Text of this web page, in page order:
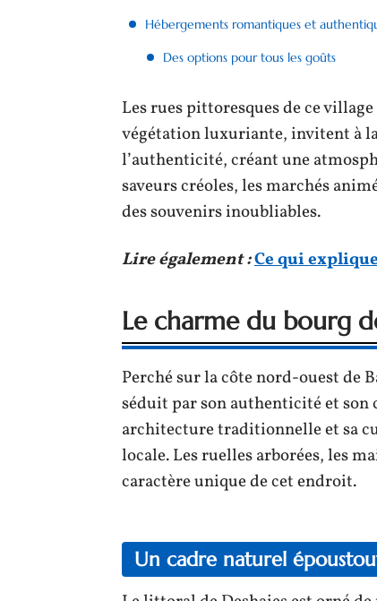
Hébergements romantiques et
Des options pour tous les goûts
Les rues pittoresques de ce
végétation luxuriante, invitent à
l’authenticité, créant une
saveurs créoles, les marchés
des souvenirs inoubliables.
Lire également :Ce qui
Le charme du bourg
Perché sur la côte nord-ouest de
séduit par son authenticité et son
architecture traditionnelle et sa
locale. Les ruelles arborées, les
caractère unique de cet endroit.
Un cadre naturel